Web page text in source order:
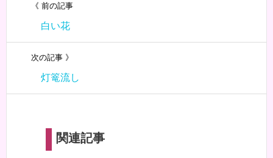
《 前の記事
白い花
次の記事 》
灯篭流し
関連記事